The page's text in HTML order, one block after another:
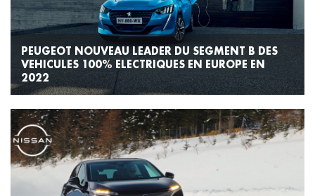
PEUGEOT NOUVEAU LEADER DU SEGMENT B DES
VEHICULES 100% ELECTRIQUES EN EUROPE EN
2022